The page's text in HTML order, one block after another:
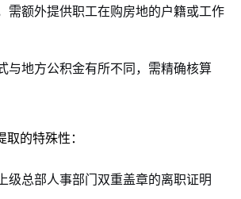
需额外提供职工在购房地的户籍或工作
与地方公积金有所不同，需精确核算
的特殊性：
级总部人事部门双重盖章的离职证明